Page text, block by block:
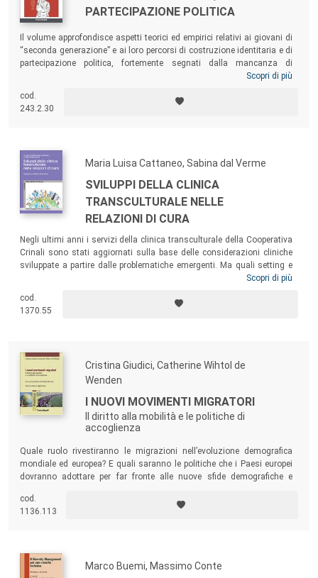
PARTECIPAZIONE POLITICA
Il volume approfondisce aspetti teorici ed empirici relativi ai giovani di
“seconda generazione” e ai loro percorsi di costruzione identitaria e di
partecipazione politica, fortemente segnati dalla mancanza di
riconoscimento come cittadini, dalle discriminazioni subite e dai
interviste in profondità a giovani di seconda generazione con età
compresa tra i 18 e i 30 anni e residenti in sette città italiane (Palermo,
Scopri di più
cod.
243.2.30
Maria Luisa Cattaneo, Sabina dal Verme
SVILUPPI DELLA CLINICA
TRANSCULTURALE NELLE
RELAZIONI DI CURA
Negli ultimi anni i servizi della clinica transculturale della Cooperativa
Crinali sono stati aggiornati sulla base delle considerazioni cliniche
sviluppate a partire dalle problematiche emergenti. Ma quali setting e
quali strategie di cura possono alleviare il peso delle storie
testimonianze, questo testo dovrebbe essere letto da tutte le persone
che a vario titolo operano nell’ambito della clinica transculturale, nel
Scopri di più
cod.
1370.55
Cristina Giudici, Catherine Wihtol de
Wenden
I NUOVI MOVIMENTI MIGRATORI
Il diritto alla mobilità e le politiche di
accoglienza
Quale ruolo rivestiranno le migrazioni nell’evoluzione demografica
mondiale ed europea? E quali saranno le politiche che i Paesi europei
dovranno adottare per far fronte alle nuove sfide demografiche e
disegnando un quadro del fenomeno migratorio attuale e
accompagnando il lettore in una riflessione sui temi della popolazione
cod.
1136.113
Marco Buemi, Massimo Conte